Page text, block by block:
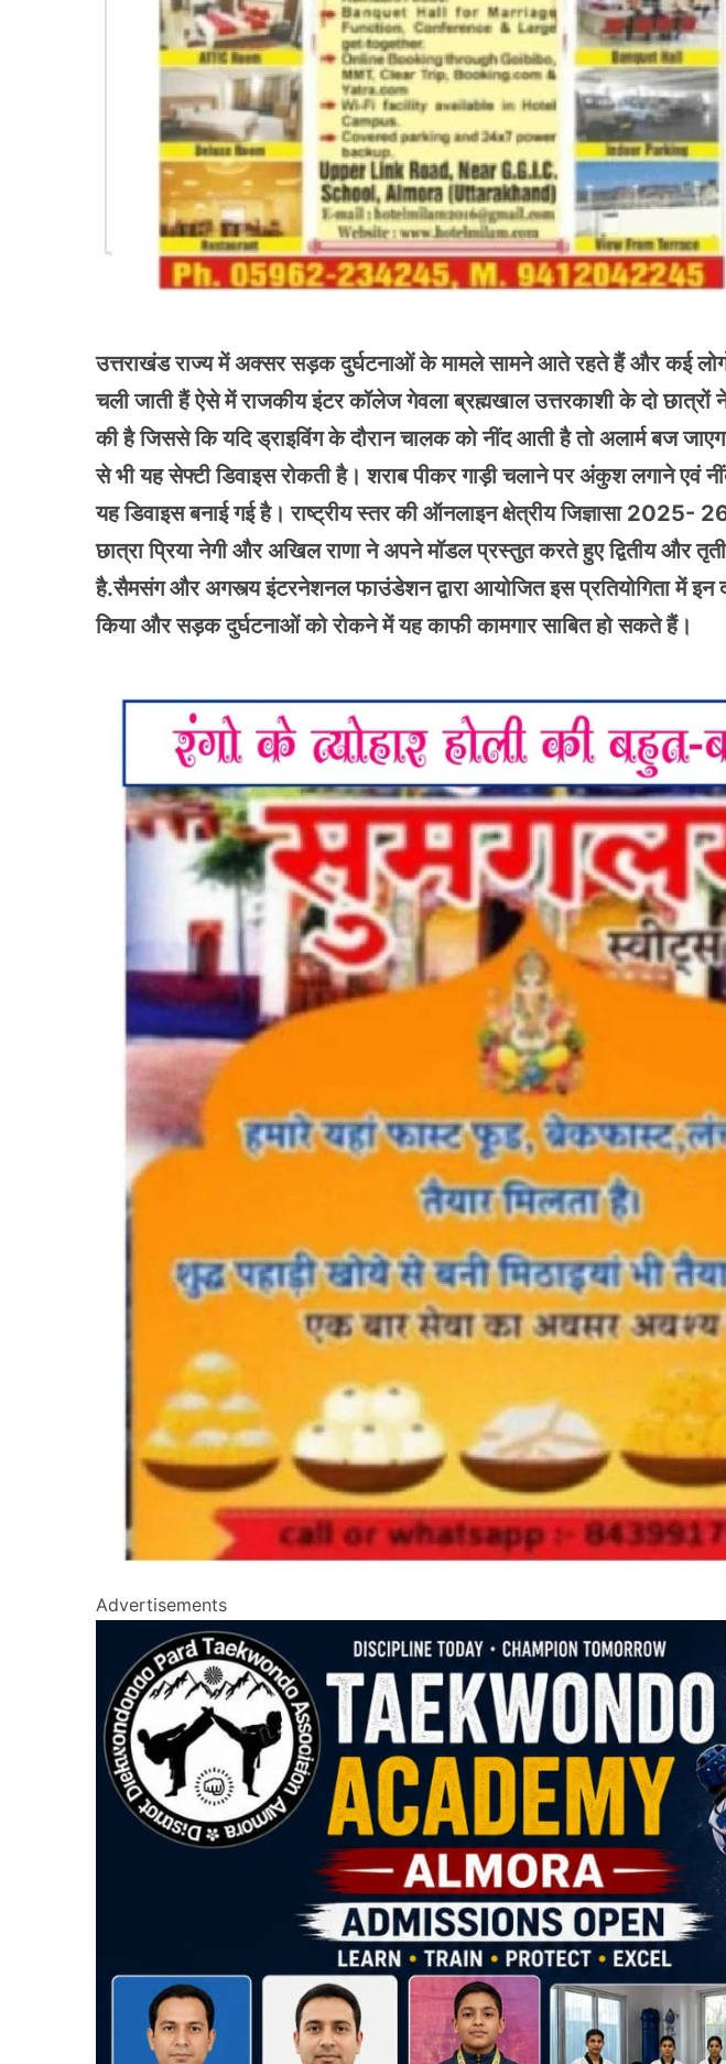
उत्तराखंड राज्य में अक्सर सड़क दुर्घटनाओं के मामले सामने आते रहते हैं और कई
चली जाती हैं ऐसे में राजकीय इंटर कॉलेज गेवला ब्रह्मखाल उत्तरकाशी के दो छात्रों ने
की है जिससे कि यदि ड्राइविंग के दौरान चालक को नींद आती है तो अलार्म बज
से भी यह सेफ्टी डिवाइस रोकती है। शराब पीकर गाड़ी चलाने पर अंकुश लगाने एवं
यह डिवाइस बनाई गई है। राष्ट्रीय स्तर की ऑनलाइन क्षेत्रीय जिज्ञासा 2025-
छात्रा प्रिया नेगी और अखिल राणा ने अपने मॉडल प्रस्तुत करते हुए द्वितीय और
है.सैमसंग और अगस्त्य इंटरनेशनल फाउंडेशन द्वारा आयोजित इस प्रतियोगिता में इन
किया और सड़क दुर्घटनाओं को रोकने में यह काफी कामगार साबित हो सकते हैं।
Advertisements